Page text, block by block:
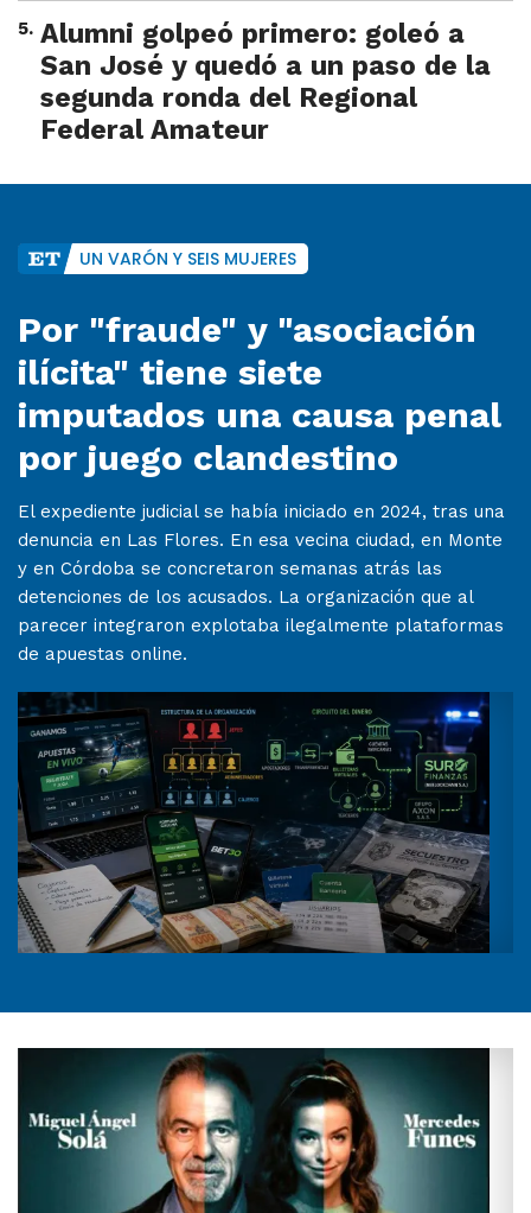
5. Alumni golpeó primero: goleó a
San José y quedó a un paso de la
segunda ronda del Regional
Federal Amateur
UN VARÓN Y SEIS MUJERES
Por "fraude" y "asociación
ilícita" tiene siete
imputados una causa penal
por juego clandestino
El expediente judicial se había iniciado en 2024, tras una
denuncia en Las Flores. En esa vecina ciudad, en Monte
y en Córdoba se concretaron semanas atrás las
detenciones de los acusados. La organización que al
parecer integraron explotaba ilegalmente plataformas
de apuestas online.